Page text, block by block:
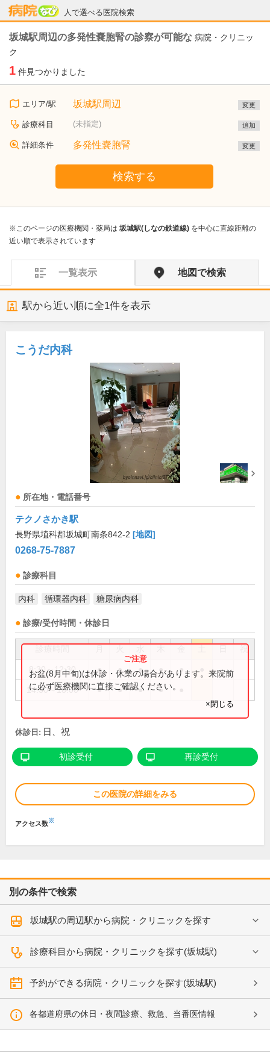
人で選べる医院検索
病院なび
坂城駅周辺の多発性嚢胞腎の診察が可能な 病院・クリニッ
ク
1 件見つかりました
エリア/駅 坂城駅周辺 変更
診療科目 (未指定) 追加
詳細条件 多発性嚢胞腎 変更
検索する
※このページの医療機関・薬局は 坂城駅(しなの鉄道線) を中心に直線距離の
近い順で表示されています
一覧表示 地図で検索
駅から近い順に全1件を表示
こうだ内科
所在地・電話番号
テクノさかき駅
長野県埴科郡坂城町南条842-2 [地図]
0268-75-7887
診療科目
内科 循環器内科 糖尿病内科
診療/受付時間・休診日
祝
8:30～12:30 ● ● ● ● ●
14:30～18:00 ● ● ● ●
お盆(8月中旬)は休診・休業の場合があります。来院前
に必ず医療機関に直接ご確認ください。
×閉じる
休診日: 日、祝
初診受付 再診受付
この医院の詳細をみる
アクセス数※
別の条件で検索
坂城駅の周辺駅から病院・クリニックを探す
診療科目から病院・クリニックを探す(坂城駅)
予約ができる病院・クリニックを探す(坂城駅)
各都道府県の休日・夜間診療、救急、当番医情報